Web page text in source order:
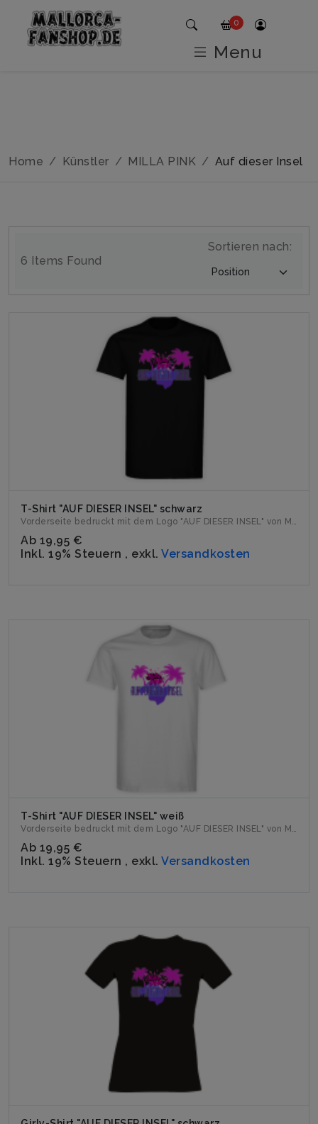
Home Künstler MILLA PINK Auf dieser Insel
6 Items Found
Sortieren nach:
T-Shirt "AUF DIESER INSEL" schwarz
Vorderseite bedruckt mit dem Logo "AUF DIESER INSEL" von Mil...
Ab 19,95 €
Inkl. 19% Steuern , exkl. Versandkosten
T-Shirt "AUF DIESER INSEL" weiß
Vorderseite bedruckt mit dem Logo "AUF DIESER INSEL" von Mil...
Ab 19,95 €
Inkl. 19% Steuern , exkl. Versandkosten
0
Menu